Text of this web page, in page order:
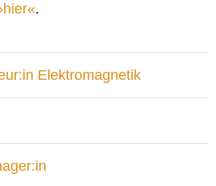
hier .
Elektromagnetik